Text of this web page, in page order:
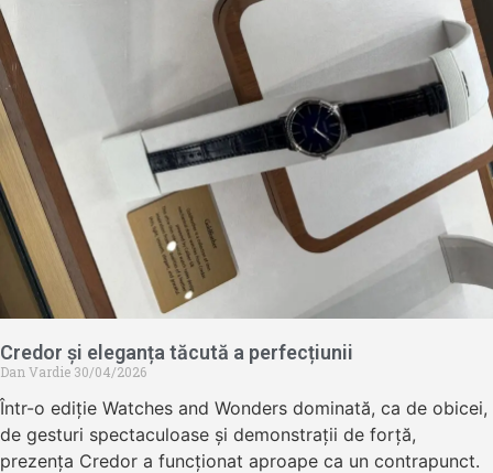
Credor și eleganța tăcută a perfecțiunii
Dan Vardie 30/04/2026
Într-o ediție Watches and Wonders dominată, ca de obicei,
de gesturi spectaculoase și demonstrații de forță,
prezența Credor a funcționat aproape ca un contrapunct.